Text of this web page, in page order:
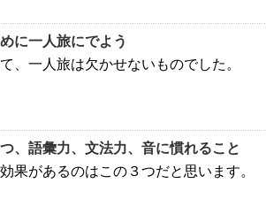
に一人旅にでよう
、一人旅は欠かせないものでした。
、語彙力、文法力、音に慣れること
果があるのはこの３つだと思います。